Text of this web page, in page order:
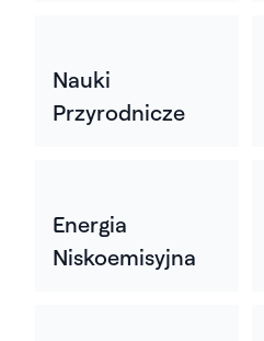
Nauki
Przyrodnicze
Energia
Niskoemisyjna